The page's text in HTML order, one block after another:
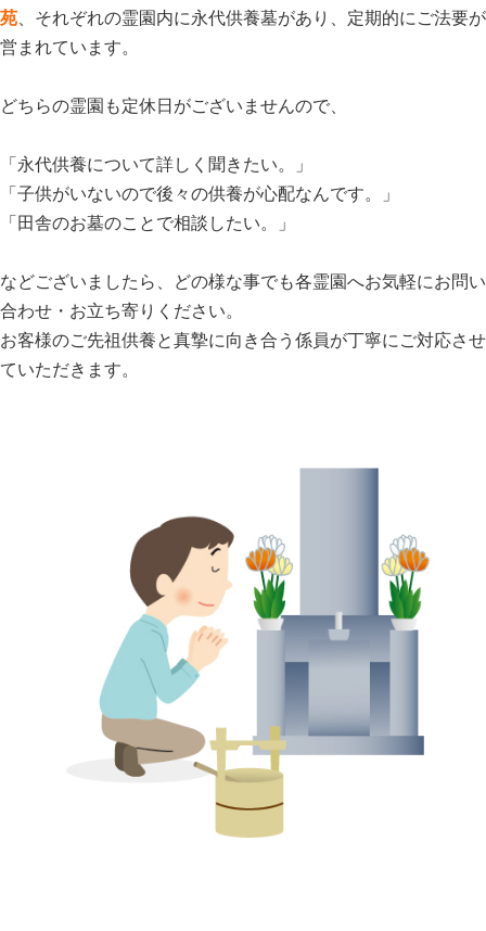
苑、それぞれの霊園内に永代供養墓があり、定期的にご法要が
営まれています。
どちらの霊園も定休日がございませんので、
「永代供養について詳しく聞きたい。」
「子供がいないので後々の供養が心配なんです。」
「田舎のお墓のことで相談したい。」
などございましたら、どの様な事でも各霊園へお気軽にお問い
合わせ・お立ち寄りください。
お客様のご先祖供養と真摯に向き合う係員が丁寧にご対応させ
ていただきます。